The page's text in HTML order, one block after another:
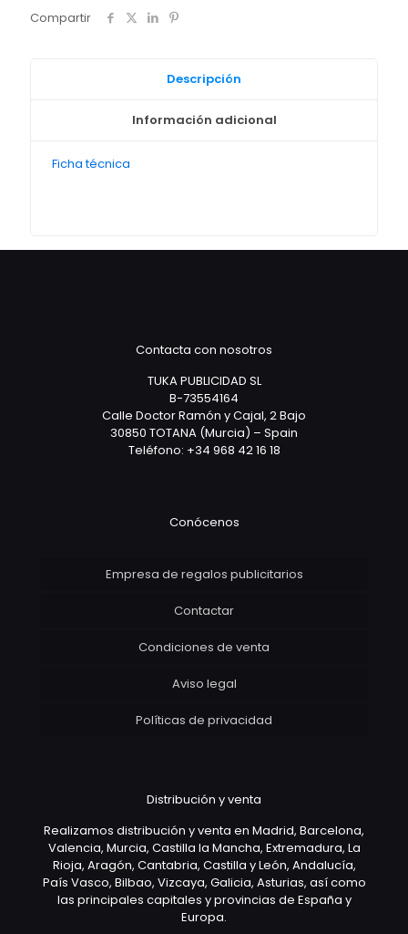
Compartir
Descripción
Información adicional
Ficha técnica
Contacta con nosotros
TUKA PUBLICIDAD SL
B-73554164
Calle Doctor Ramón y Cajal, 2 Bajo
30850 TOTANA (Murcia) – Spain
Teléfono: +34 968 42 16 18
Conócenos
Empresa de regalos publicitarios
Contactar
Condiciones de venta
Aviso legal
Políticas de privacidad
Distribución y venta
Realizamos distribución y venta en Madrid, Barcelona,
Valencia, Murcia, Castilla la Mancha, Extremadura, La
Rioja, Aragón, Cantabria, Castilla y León, Andalucía,
País Vasco, Bilbao, Vizcaya, Galicia, Asturias, así como
las principales capitales y provincias de España y
Europa.